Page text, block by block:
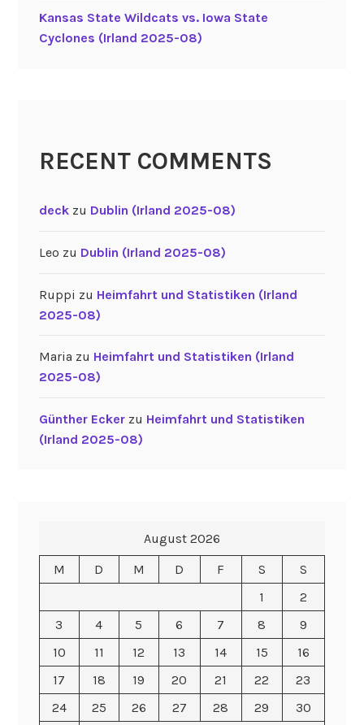
Kansas State Wildcats vs. Iowa State
Cyclones (Irland 2025-08)
RECENT COMMENTS
deckzu Dublin (Irland 2025-08)
Leo zu Dublin (Irland 2025-08)
Ruppi zu Heimfahrt und Statistiken (Irland
2025-08)
Maria zu Heimfahrt und Statistiken (Irland
2025-08)
Günther Eckerzu Heimfahrt und Statistiken
(Irland 2025-08)
August 2026
M
D M D F S
S
1
2
3
4 5 6 7 8
9
10
11 12 13 14 15
16
17
18 19 20 21 22
23
24
25 26 27 28 29
30